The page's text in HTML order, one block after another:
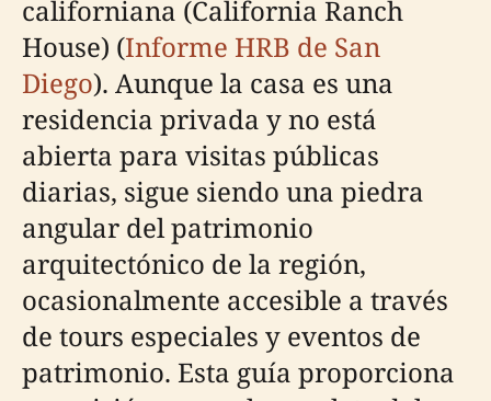
californiana (California Ranch
House) (Informe HRB de San
Diego). Aunque la casa es una
residencia privada y no está
abierta para visitas públicas
diarias, sigue siendo una piedra
angular del patrimonio
arquitectónico de la región,
ocasionalmente accesible a través
de tours especiales y eventos de
patrimonio. Esta guía proporciona